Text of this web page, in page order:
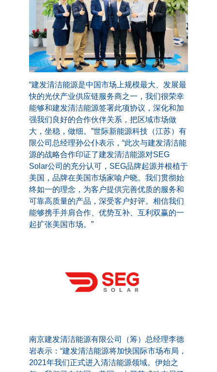
“建发清洁能源是中国市场上规模最大、发展最
快的光伏产业供应链服务商之一，我们很荣幸
能够和建发清洁能源签署此项协议，深化和加
强我们良好的合作伙伴关系，把区域市场做
大，坐稳，做细。”世际新能源科技（江苏）有
限公司总经理孙公仆表示，“此次与建发清洁能
源的战略合作印证了建发清洁能源对SEG
Solar公司的充分认可，SEG品牌起源并根植于
美国，品牌在美国市场家喻户晓。我们贯彻始
终如一的理念，为客户提供完善优质的服务和
可靠高质量的产品，深受客户好评。相信我们
能够携手并肩合作、优势互补、互利双赢的一
起扩张美国市场。”
南京建发清洁能源有限公司（筹）总经理李德
岩表示：“建发清洁能源将加快国际市场布局，
2021年我们正式进入清洁能源领域。伊始之